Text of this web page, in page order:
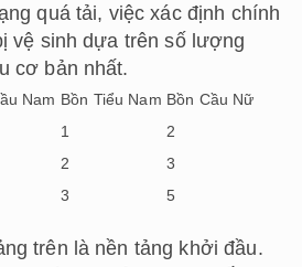
quá tải, việc xác định chính
vệ sinh dựa trên số lượng
cơ bản nhất.
Nam Bồn Tiểu Nam Bồn Cầu Nữ
1
2
2
3
3 5
trên là nền tảng khởi đầu.